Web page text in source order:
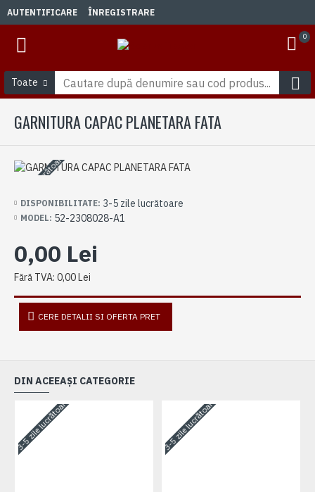
AUTENTIFICARE ÎNREGISTRARE
0
Toate
GARNITURA CAPAC PLANETARA FATA
3-5 zile lucrătoare
DISPONIBILITATE: 3-5 zile lucrătoare
MODEL: 52-2308028-A1
0,00 Lei
Fără TVA: 0,00 Lei
CERE DETALII SI OFERTA PRET
DIN ACEEAȘI CATEGORIE
3-5 zile lucrătoare 3-5 zile lucrătoare